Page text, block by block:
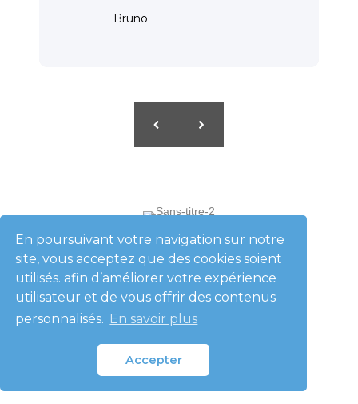
En poursuivant votre navigation sur notre
site, vous acceptez que des cookies soient
utilisés. afin d’améliorer votre expérience
utilisateur et de vous offrir des contenus
personnalisés. En savoir plus
Accepter
Bruno
Devis Gratuit
Calculez combien vous pouvez économiser